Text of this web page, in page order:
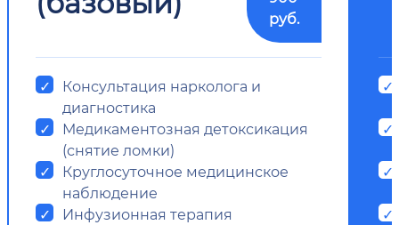
руб.
Консультация нарколога и
диагностика
Медикаментозная детоксикация
(снятие ломки)
Круглосуточное медицинское
наблюдение
Инфузионная терапия